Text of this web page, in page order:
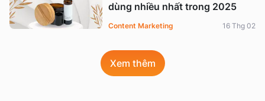
dùng nhiều nhất trong 2025
Content Marketing 16 Thg 02
Xem thêm